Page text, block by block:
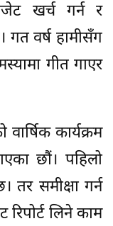
खर्च गर्न र
गत वर्ष हामीसँग
गीत गाएर
वार्षिक कार्यक्रम
छौं। पहिलो
तर समीक्षा गर्न
रिपोर्ट लिने काम